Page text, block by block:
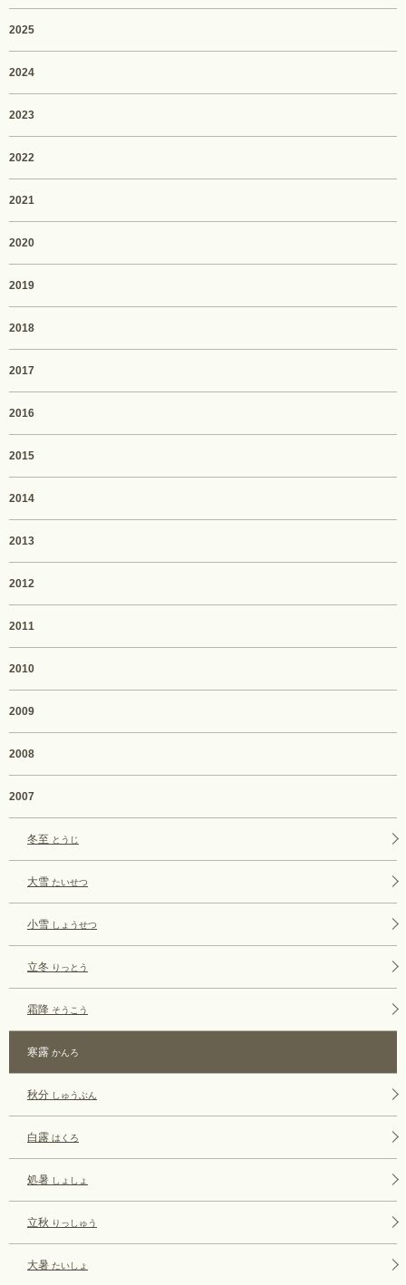
2025
2024
2023
2022
2021
2020
2019
2018
2017
2016
2015
2014
2013
2012
2011
2010
2009
2008
2007
冬至 とうじ
大雪 たいせつ
小雪 しょうせつ
立冬 りっとう
霜降 そうこう
寒露 かんろ
秋分 しゅうぶん
白露 はくろ
処暑 しょしょ
立秋 りっしゅう
大暑 たいしょ